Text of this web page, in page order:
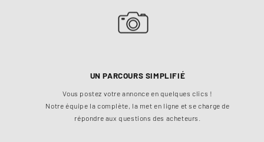
UN PARCOURS SIMPLIFIÉ
Vous postez votre annonce en quelques clics !
Notre équipe la complète, la met en ligne et se charge de
répondre aux questions des acheteurs.